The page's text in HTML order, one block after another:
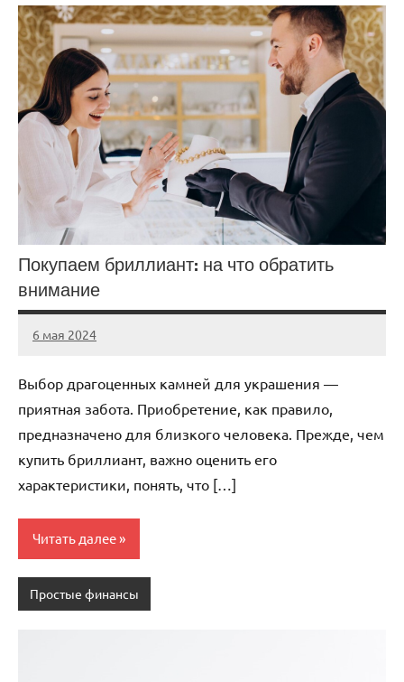
Покупаем бриллиант: на что обратить
внимание
6 мая 2024
Avtor
Нет
Выбор драгоценных камней для украшения —
приятная забота. Приобретение, как правило,
предназначено для близкого человека. Прежде, чем
купить бриллиант, важно оценить его
характеристики, понять, что […]
Читать далее
Простые финансы